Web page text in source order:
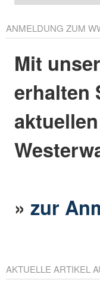
ANMELDUNG ZUM
Mit
erhalten
»zur
AKTUELLE ARTIKEL